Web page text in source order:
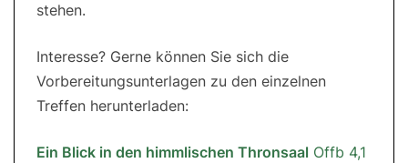
stehen.
Interesse? Gerne können Sie sich die
Vorbereitungsunterlagen zu den einzelnen
Treffen herunterladen:
Ein Blick in den himmlischen Thronsaal Offb 4,1